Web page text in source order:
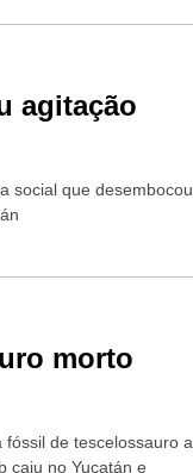
agitação
social que desembocou
morto
de tescelossauro a
caiu no Yucatán e